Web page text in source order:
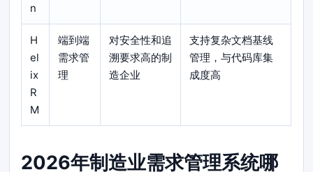
n
H
el
ix
R
M
端到端
需求管
理
对安全性和追
溯要求高的制
造企业
支持复杂文档基线
管理，与代码库集
成度高
2026年制造业需求管理系统哪